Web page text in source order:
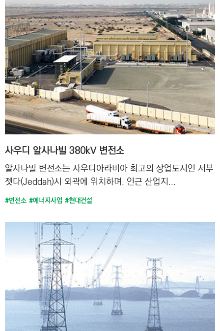
S
T
R
U
C
T
I
O
N
)
사우디 알사나빌 380kV 변전소
알사나빌 변전소는 사우디아라비아 최고의 상업도시인 서부
젯다(Jeddah)시 외곽에 위치하며, 인근 산업지...
#변전소 #에너지사업 #현대건설